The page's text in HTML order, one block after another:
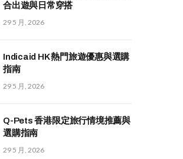
合出遊與日常穿搭
29 5 月, 2026
Indicaid HK 熱門旅遊優惠與選購
指南
29 5 月, 2026
Q-Pets 香港限定旅行情境推薦與
選購指南
29 5 月, 2026